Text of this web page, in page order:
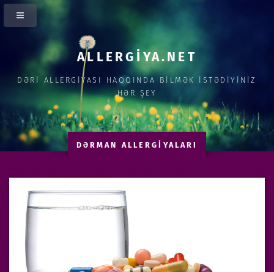
ALLERGİYA.NET
DƏRİ ALLERGİYASI HAQQINDA BİLMƏK İSTƏDİYİNİZ
HƏR ŞEY
DƏRMAN ALLERGİYALARI